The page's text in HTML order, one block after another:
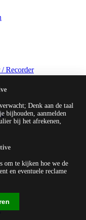
/ Recorder
Denk aan de taal
bijhouden, aanmelden
bij het afrekenen,
om te kijken hoe we de
en eventuele reclame